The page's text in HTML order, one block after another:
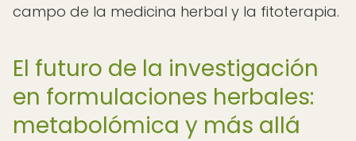
campo de la medicina herbal y la fitoterapia.
El futuro de la investigación
en formulaciones herbales:
metabolómica y más allá